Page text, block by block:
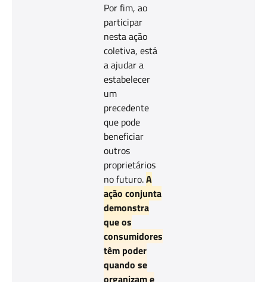
Por fim, ao
participar
nesta ação
coletiva, está
a ajudar a
estabelecer
um
precedente
que pode
beneficiar
outros
proprietários
no futuro.A
ação conjunta
demonstra
que os
consumidores
têm poder
quando se